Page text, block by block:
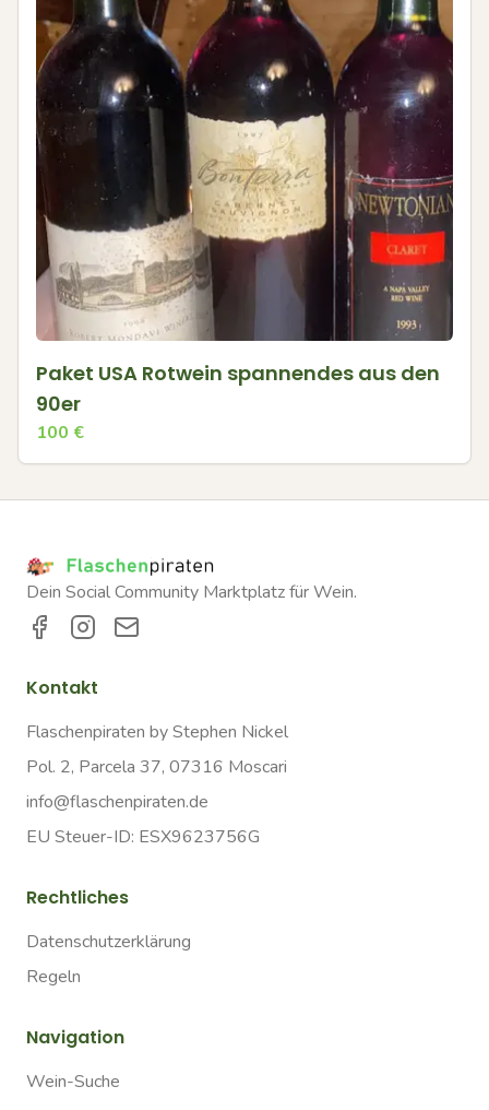
Paket USA Rotwein spannendes aus den
90er
100 €
Dein Social Community Marktplatz für Wein.
Kontakt
Flaschenpiraten by Stephen Nickel
Pol. 2, Parcela 37, 07316 Moscari
info@flaschenpiraten.de
EU Steuer-ID: ESX9623756G
Rechtliches
Datenschutzerklärung
Regeln
Navigation
Wein-Suche